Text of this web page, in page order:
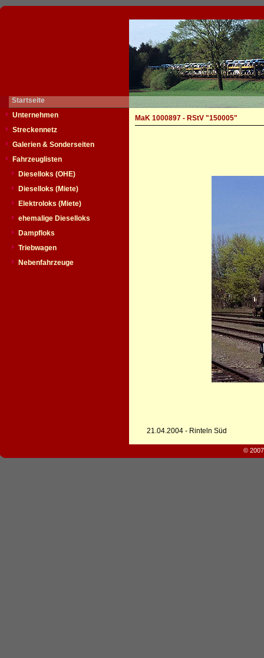
Startseite
Unternehmen
Streckennetz
Galerien & Sonderseiten
Fahrzeuglisten
Dieselloks (OHE)
Dieselloks (Miete)
Elektroloks (Miete)
ehemalige Dieselloks
Dampfloks
Triebwagen
Nebenfahrzeuge
MaK 1000897 - RStV "150005"
21.04.2004 - Rinteln Süd
©